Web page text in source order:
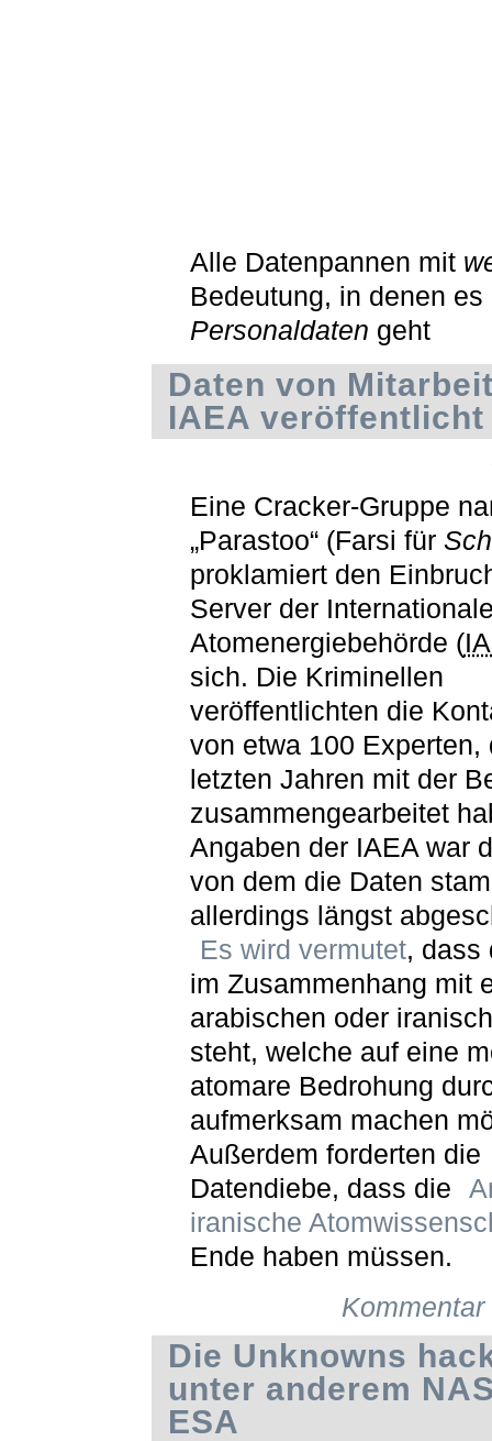
Alle Datenpannen mit
Bedeutung, in denen es
Personaldaten geht
Daten von
IAEA veröffentlicht
Eine Cracker-Gruppe
„Parastoo“ (Farsi für
proklamiert den
Server der
Atomenergiebehörde (
sich. Die Kriminellen
veröffentlichten die
von etwa 100 Experten,
letzten Jahren mit der
zusammengearbeitet
Angaben der IAEA war
von dem die Daten
allerdings längst
Es wird vermutet, dass
im Zusammenhang mit
arabischen oder
steht, welche auf eine
atomare Bedrohung
aufmerksam machen
Außerdem forderten die
Datendiebe, dass die
iranische
Ende haben müssen.
Die Unknowns
unter anderem
ESA